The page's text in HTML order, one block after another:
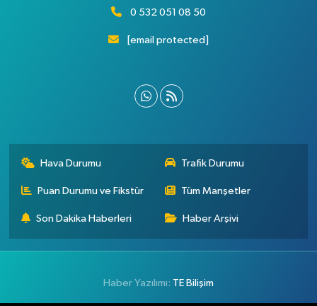
0 532 051 08 50
[email protected]
Hava Durumu Trafik Durumu
Puan Durumu ve Fikstür Tüm Manşetler
Son Dakika Haberleri Haber Arşivi
Haber Yazılımı: TE Bilişim